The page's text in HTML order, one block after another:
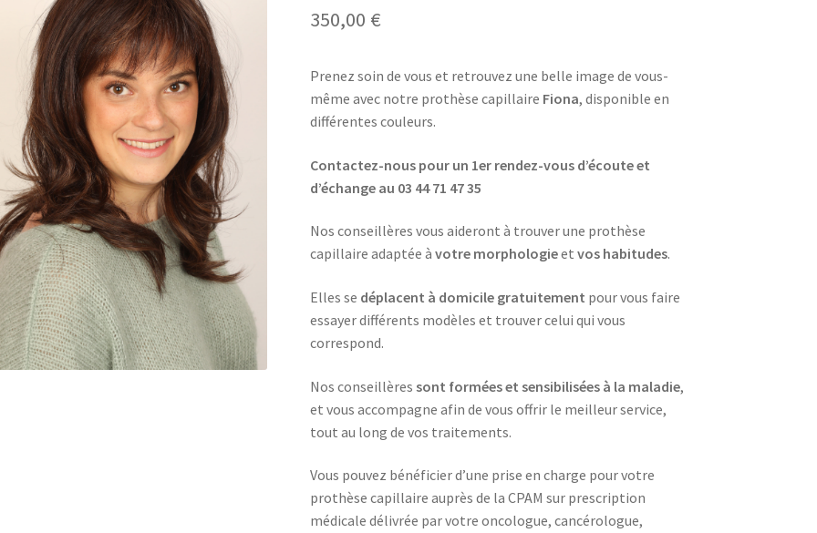
350,00 €
Prenez soin de vous et retrouvez une belle image de vous-
même avec notre prothèse capillaire Fiona, disponible en
différentes couleurs.
Contactez-nous pour un 1er rendez-vous d’écoute et
d’échange au 03 44 71 47 35
Nos conseillères vous aideront à trouver une prothèse
capillaire adaptée à votre morphologieet vos habitudes.
Elles se déplacent à domicile gratuitement pour vous faire
essayer différents modèles et trouver celui qui vous
correspond.
Nos conseillères sont formées et sensibilisées à la maladie,
et vous accompagne afin de vous offrir le meilleur service,
tout au long de vos traitements.
Vous pouvez bénéficier d’une prise en charge pour votre
prothèse capillaire auprès de la CPAM sur prescription
médicale délivrée par votre oncologue, cancérologue,